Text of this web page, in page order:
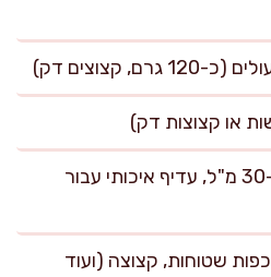
שמן זית – 2 כפות (כ-30 מ"ל, עדיף איכותי עבור
פטרוזיליה טרייה – 2 כפות שטוחות, קצוצה (ועוד